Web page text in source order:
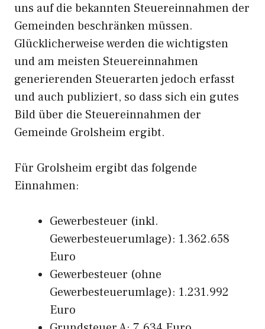
uns auf die bekannten Steuereinnahmen der
Gemeinden beschränken müssen.
Glücklicherweise werden die wichtigsten
und am meisten Steuereinnahmen
generierenden Steuerarten jedoch erfasst
und auch publiziert, so dass sich ein gutes
Bild über die Steuereinnahmen der
Gemeinde Grolsheim ergibt.
Für Grolsheim ergibt das folgende
Einnahmen:
Gewerbesteuer (inkl.
Gewerbesteuerumlage): 1.362.658
Euro
Gewerbesteuer (ohne
Gewerbesteuerumlage): 1.231.992
Euro